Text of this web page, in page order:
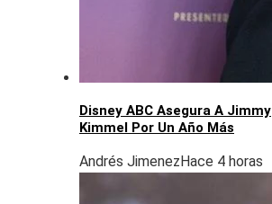
Disney ABC Asegura A Jimmy
Kimmel Por Un Año Más
Andrés JimenezHace 4 horas